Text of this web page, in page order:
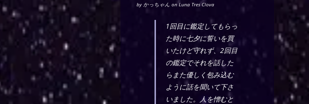
by かっちゃん onLuna Tres Clova
1回目に鑑定してもらっ
た時に七夕に誓いを買
いたけど守れず、2回目
の鑑定でそれを話した
らまた優しく包み込む
ように話を聞いて下さ
いました。人を憎むと